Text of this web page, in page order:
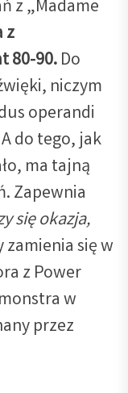
z „Madame
z
80-90.Do
niczym
operandi
do tego, jak
ma tajną
Zapewnia
się okazja,
zamienia się w
z Power
w
przez